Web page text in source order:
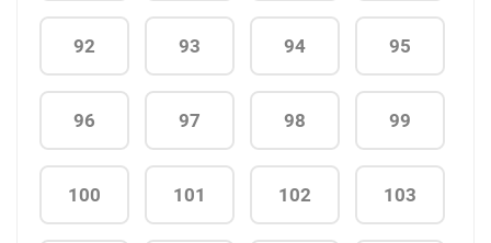
92 93 94 95
96 97 98 99
100 101 102 103